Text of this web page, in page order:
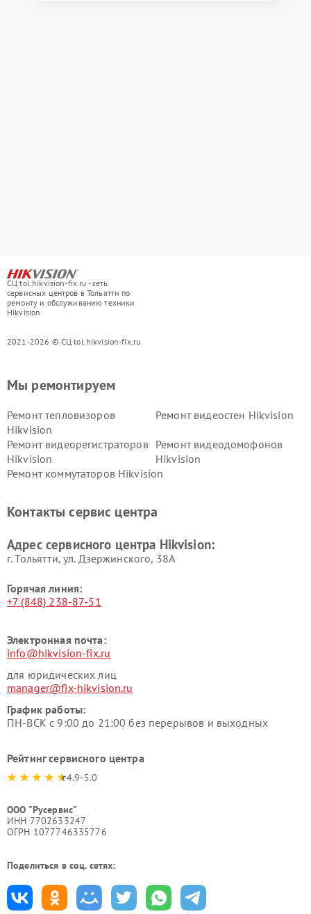
СЦ tol.hikvision-fix.ru - сеть
сервисных центров в Тольятти по
ремонту и обслуживанию техники
Hikvision
2021-2026 © СЦ tol.hikvision-fix.ru
Мы ремонтируем
Ремонт тепловизоров
Hikvision
Ремонт видеостен Hikvision
Ремонт видеорегистраторов
Hikvision
Ремонт видеодомофонов
Hikvision
Ремонт коммутаторов Hikvision
Контакты сервис центра
Адрес сервисного центра Hikvision:
г. Тольятти, ул. Дзержинского, 38А
Горячая линия:
+7 (848) 238-87-51
Электронная почта:
info@hikvision-fix.ru
для юридических лиц
manager@fix-hikvision.ru
График работы:
ПН-ВСК с 9:00 до 21:00 без перерывов и выходных
Рейтинг сервисного центра
4.9-5.0
ООО "Русервис"
ИНН 7702633247
ОГРН 1077746335776
Поделиться в соц. сетях: